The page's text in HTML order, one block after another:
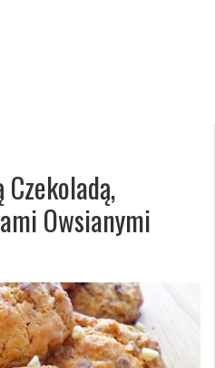
Czekoladą,
Owsianymi